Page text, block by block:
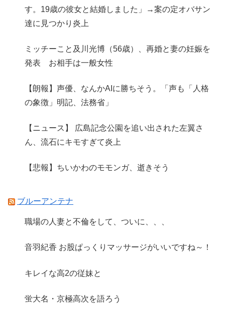
す。19歳の彼女と結婚しました」→案の定オバサン
達に見つかり炎上
ミッチーこと及川光博（56歳）、再婚と妻の妊娠を
発表 お相手は一般女性
【朗報】声優、なんかAIに勝ちそう。「声も「人格
の象徴」明記、法務省」
【ニュース】 広島記念公園を追い出された左翼さ
ん、流石にキモすぎて炎上
【悲報】ちいかわのモモンガ、逝きそう
ブルーアンテナ
職場の人妻と不倫をして、ついに、、、
音羽紀香 お股ぱっくりマッサージがいいですね～！
キレイな高2の従妹と
蛍大名・京極高次を語ろう